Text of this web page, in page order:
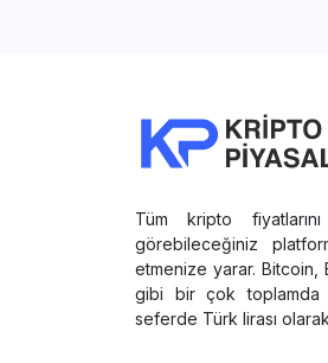
Tüm kripto
görebileceğiniz
etmenize yarar. Bitcoin,
gibi bir çok toplamda
seferde Türk lirası